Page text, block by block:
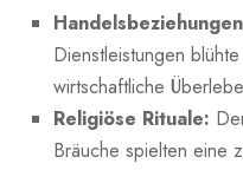
Dienstleistungen
wirtschaftliche
Religiöse Rituale:
Bräuche spielten ​eine